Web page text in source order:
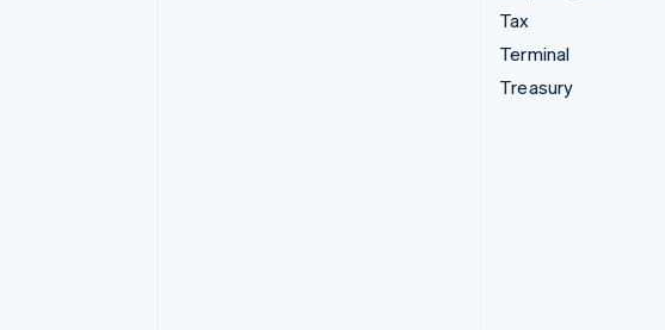
Tax
Terminal
Treasury